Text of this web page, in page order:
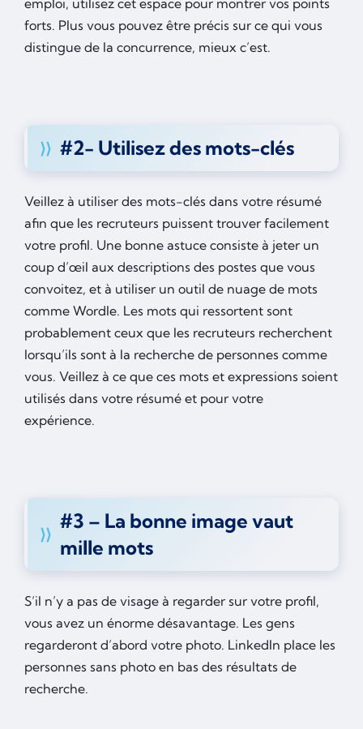
emploi, utilisez cet espace pour montrer vos points
forts. Plus vous pouvez être précis sur ce qui vous
distingue de la concurrence, mieux c’est.
#2- Utilisez des mots-clés
Veillez à utiliser des mots-clés dans votre résumé
afin que les recruteurs puissent trouver facilement
votre profil. Une bonne astuce consiste à jeter un
coup d’œil aux descriptions des postes que vous
convoitez, et à utiliser un outil de nuage de mots
comme Wordle. Les mots qui ressortent sont
probablement ceux que les recruteurs recherchent
lorsqu’ils sont à la recherche de personnes comme
vous. Veillez à ce que ces mots et expressions soient
utilisés dans votre résumé et pour votre
expérience.
#3 – La bonne image vaut
mille mots
S’il n’y a pas de visage à regarder sur votre profil,
vous avez un énorme désavantage. Les gens
regarderont d’abord votre photo. LinkedIn place les
personnes sans photo en bas des résultats de
recherche.